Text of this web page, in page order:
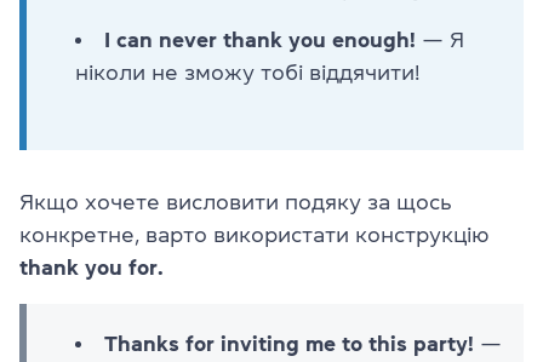
I can never thank you enough! — Я
ніколи не зможу тобі віддячити!
Якщо хочете висловити подяку за щось
конкретне, варто використати конструкцію
thank you for.
Thanks for inviting me to this party! —